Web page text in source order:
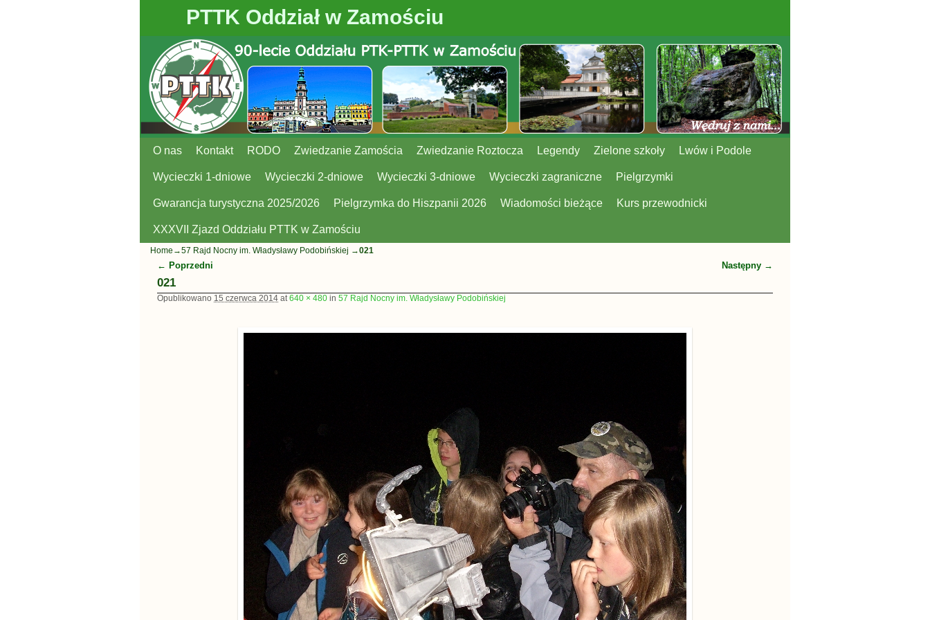
PTTK Oddział w Zamościu
Przejdź do głównej treści
Przejdź do
O nas Kontakt RODO Zwiedzanie Zamościa Zwiedzanie Roztocza Legendy Zielone szkoły Lwów i Podole
Wycieczki 1-dniowe Wycieczki 2-dniowe Wycieczki 3-dniowe Wycieczki zagraniczne Pielgrzymki
Gwarancja turystyczna 2025/2026 Pielgrzymka do Hiszpanii 2026 Wiadomości bieżące Kurs przewodnicki
XXXVII Zjazd Oddziału PTTK w Zamościu
Home →57 Rajd Nocny im. Władysławy Podobińskiej →021
Nawigacja
← Poprzedni Następny →
021
Opublikowano 15 czerwca 2014 at 640 × 480 in 57 Rajd Nocny im. Władysławy Podobińskiej